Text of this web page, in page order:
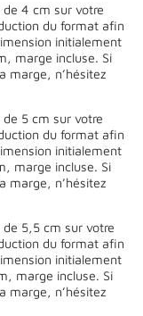
4 cm sur votre
du format afin
initialement
marge incluse. Si
marge, n’hésitez
5 cm sur votre
du format afin
initialement
marge incluse. Si
marge, n’hésitez
5,5 cm sur votre
du format afin
initialement
marge incluse. Si
marge, n’hésitez